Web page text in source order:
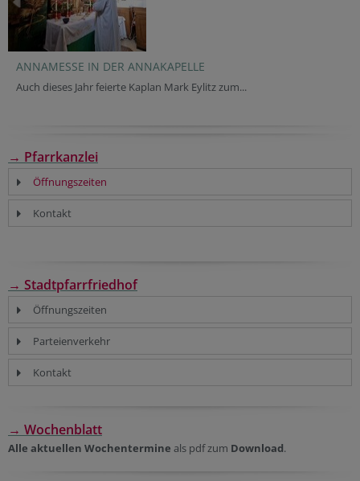
ANNAMESSE IN DER ANNAKAPELLE
Auch dieses Jahr feierte Kaplan Mark Eylitz zum...
→ Pfarrkanzlei
Öffnungszeiten
Kontakt
→ Stadtpfarrfriedhof
Öffnungszeiten
Parteienverkehr
Kontakt
→ Wochenblatt
Alle aktuellen Wochentermine als pdf zum Download.